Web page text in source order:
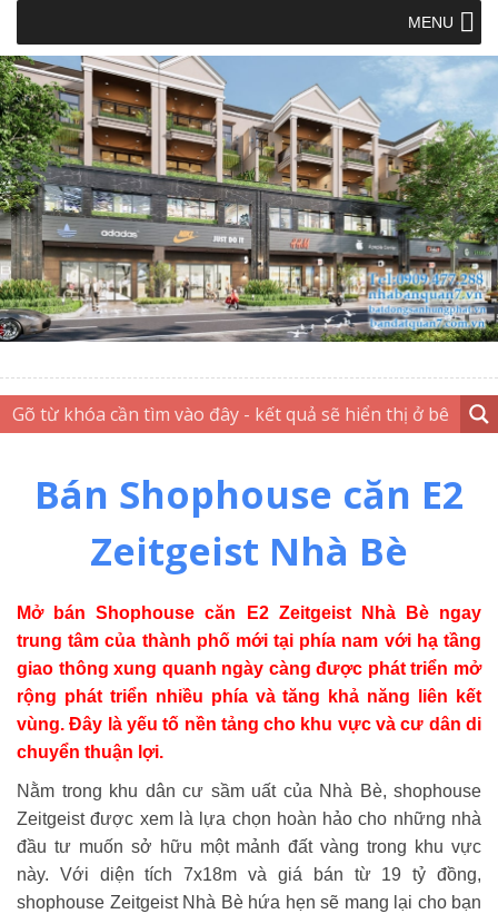
MENU
Bán Shophouse căn E2
Zeitgeist Nhà Bè
Mở bán Shophouse căn E2 Zeitgeist Nhà Bè ngay
trung tâm của thành phố mới tại phía nam với hạ tầng
giao thông xung quanh ngày càng được phát triển mở
rộng phát triển nhiều phía và tăng khả năng liên kết
vùng.Đây là yếu tố nền tảng cho khu vực và cư dân di
chuyển thuận lợi.
Nằm trong khu dân cư sầm uất của Nhà Bè, shophouse
Zeitgeist được xem là lựa chọn hoàn hảo cho những nhà
đầu tư muốn sở hữu một mảnh đất vàng trong khu vực
này. Với diện tích 7x18m và giá bán từ 19 tỷ đồng,
shophouse Zeitgeist Nhà Bè hứa hẹn sẽ mang lại cho bạn